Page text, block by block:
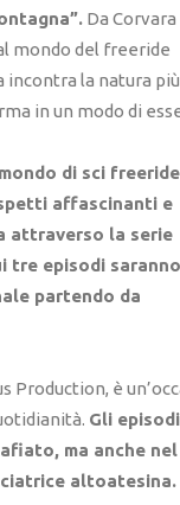
Da Corvara
mondo del freeride
incontra la natura più
in un modo di
di sci
affascinanti e
attraverso la serie
tre episodi saranno
partendo da
Production, è
Gli
ma anche
altoatesina.